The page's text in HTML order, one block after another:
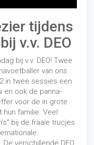
tijdens
v.v. DEO
bij v.v. DEO! Twee
van ons
in twee sessies een
en ook de panna-
voor de in grote
hun familie. Veel
bij de fraaie trucjes
verschillende DEO